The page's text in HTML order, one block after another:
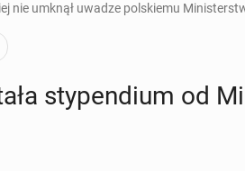
nie umknął uwadze polskiemu
sty­pen­dium od